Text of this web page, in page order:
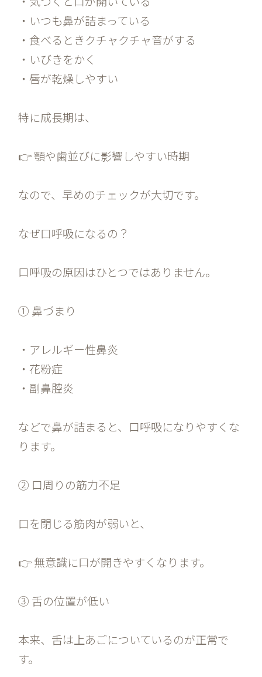
・いつも鼻が詰まっている
・食べるときクチャクチャ音がする
・いびきをかく
・唇が乾燥しやすい
特に成長期は、
👉 顎や歯並びに影響しやすい時期
なので、早めのチェックが大切です。
なぜ口呼吸になるの？
口呼吸の原因はひとつではありません。
① 鼻づまり
・アレルギー性鼻炎
・花粉症
・副鼻腔炎
などで鼻が詰まると、口呼吸になりやすくな
ります。
② 口周りの筋力不足
口を閉じる筋肉が弱いと、
👉 無意識に口が開きやすくなります。
③ 舌の位置が低い
本来、舌は上あごについているのが正常で
す。